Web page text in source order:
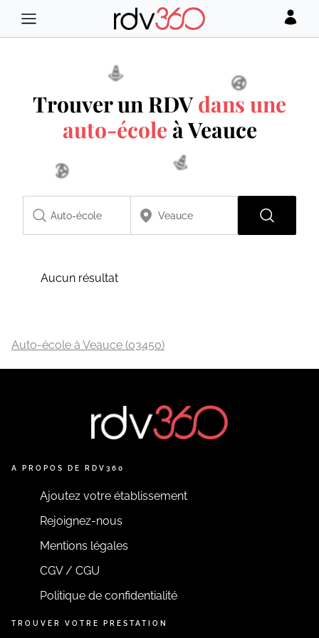
Trouver un RDVdans une
auto-école à Veauce
Aucun résultat
Auto-école à Veauce (03450)
A PROPOS DE RDV360
Ajoutez votre établissement
Rejoignez-nous
Mentions légales
CGV / CGU
Politique de confidentialité
TROUVER VOTRE PRESTATION